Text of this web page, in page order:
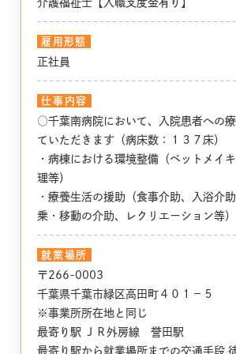
雇用形態
正社員
仕事内容
○千葉南病院において、入院患者への
ていただきます（病床数：１３７床）
・病棟における環境整備（ベットメイ
理等）
・療養生活の援助（食事介助、入浴介
乗・移動の介助、レクリエーション等）
就業場所
〒266-0003
千葉県千葉市緑区高田町４０１－５
※事業所所在地と同じ
最寄り駅 ＪＲ外房線 誉田駅
最寄り駅から就業場所までの交通手段